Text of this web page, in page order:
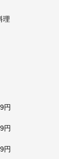
理
円
円
円